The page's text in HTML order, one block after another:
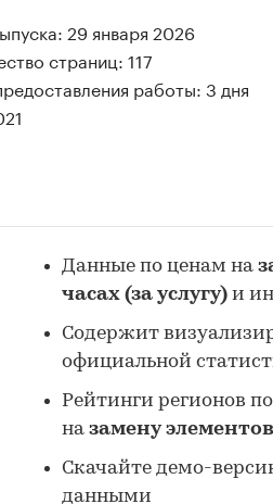
29 января 2026
страниц: 117
работы: 3 дня
Данные по ценам на
часах (за услугу) и
Содержит
официальной
Рейтинги регионов
на замену
Скачайте демо-
данными